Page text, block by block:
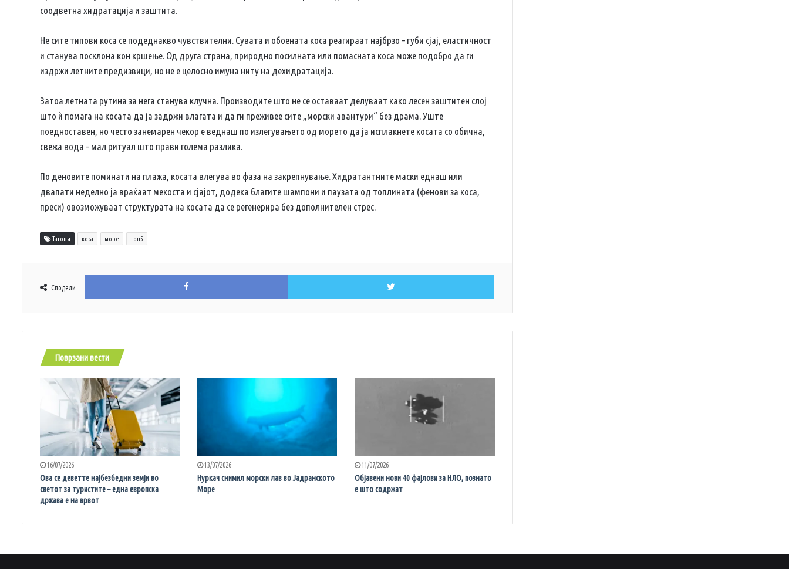
соодветна хидратација и заштита.
Не сите типови коса се подеднакво чувствителни. Сувата и обоената коса реагираат најбрзо – губи сјај, еластичност
и станува посклона кон кршење. Од друга страна, природно посилната или помасната коса може подобро да ги
издржи летните предизвици, но не е целосно имуна ниту на дехидратација.
Затоа летната рутина за нега станува клучна. Производите што не се оставаат делуваат како лесен заштитен слој
што ѝ помага на косата да ја задржи влагата и да ги преживее сите „морски авантури“ без драма. Уште
поедноставен, но често занемарен чекор е веднаш по излегувањето од морето да ја исплакнете косата со обична,
свежа вода – мал ритуал што прави голема разлика.
По деновите поминати на плажа, косата влегува во фаза на закрепнување. Хидратантните маски еднаш или
двапати неделно ја враќаат мекоста и сјајот, додека благите шампони и паузата од топлината (фенови за коса,
преси) овозможуваат структурата на косата да се регенерира без дополнителен стрес.
Тагови коса море топ5
Сподели
Facebook Twitter
Поврзани вести
16/07/2026
Ова се деветте најбезбедни земји во
светот за туристите – една европска
држава е на врвот
13/07/2026
Нуркач снимил морски лав во Јадранското
Море
11/07/2026
Објавени нови 40 фајлови за НЛО, познато
е што содржат